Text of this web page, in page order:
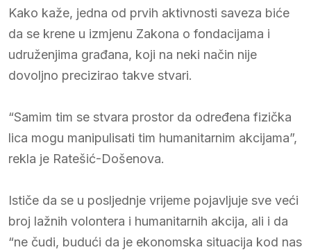
Kako kaže, jedna od prvih aktivnosti saveza biće
da se krene u izmjenu Zakona o fondacijama i
udruženjima građana, koji na neki način nije
dovoljno precizirao takve stvari.
“Samim tim se stvara prostor da određena fizička
lica mogu manipulisati tim humanitarnim akcijama”,
rekla je Ratešić-Došenova.
Ističe da se u posljednje vrijeme pojavljuje sve veći
broj lažnih volontera i humanitarnih akcija, ali i da
“ne čudi, budući da je ekonomska situacija kod nas